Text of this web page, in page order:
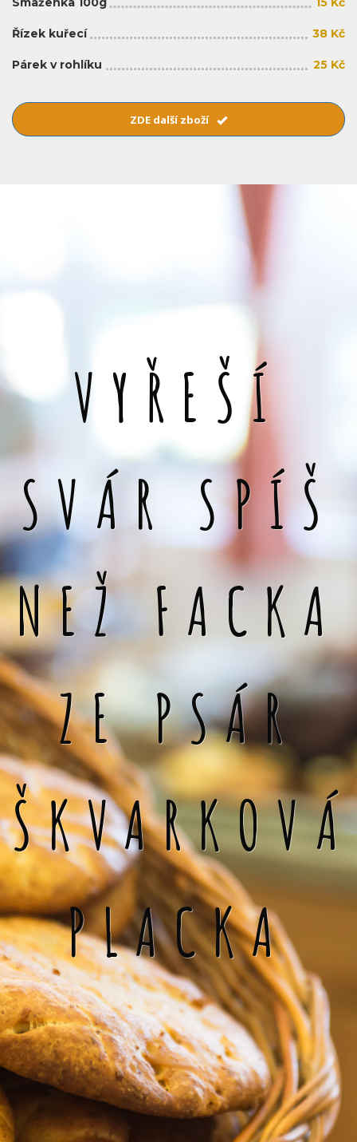
Řízek kuřecí 38 Kč
Párek v rohlíku 25 Kč
ZDE další zboží
VYŘEŠÍ
SVÁR SPÍŠ
NEŽ FACKA
ZE PSÁR
ŠKVARKOVÁ
PLACKA